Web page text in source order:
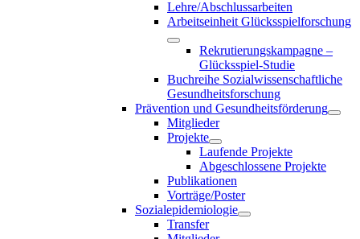
Lehre/Abschlussarbeiten
Arbeitseinheit Glücksspielforschung
Rekrutierungskampagne –
Glücksspiel-Studie
Buchreihe Sozialwissenschaftliche
Gesundheitsforschung
Prävention und Gesundheitsförderung
Mitglieder
Projekte
Laufende Projekte
Abgeschlossene Projekte
Publikationen
Vorträge/Poster
Sozialepidemiologie
Transfer